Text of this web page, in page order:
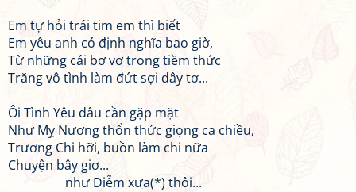
Em tự hỏi trái tim em thì biết
Em yêu anh có định nghĩa bao giờ,
Từ những cái bơ vơ trong tiềm thức
Trăng vô tình làm đứt sợi dây tơ...
Ôi Tình Yêu đâu cần gặp mặt
Như Mỵ Nương thổn thức giọng ca chiều,
Trương Chi hỡi, buồn làm chi nữa
Chuyện bây giơ...
như Diễm xưa(*) thôi...